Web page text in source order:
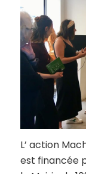
L’ action
est financée